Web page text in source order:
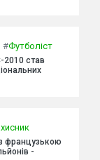
#Футболіст
2010 став
французькою
-